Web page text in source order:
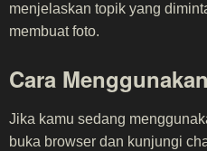
menjelaskan topik yang
membuat foto.
Cara
Jika kamu sedang
buka browser dan kunjungi